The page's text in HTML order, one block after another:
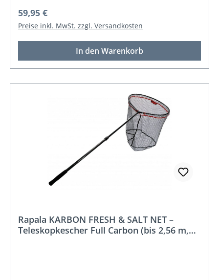
Regulärer Preis:
59,95 €
Preise inkl. MwSt. zzgl. Versandkosten
In den Warenkorb
Rapala KARBON FRESH & SALT NET –
Teleskopkescher Full Carbon (bis 2,56 m,